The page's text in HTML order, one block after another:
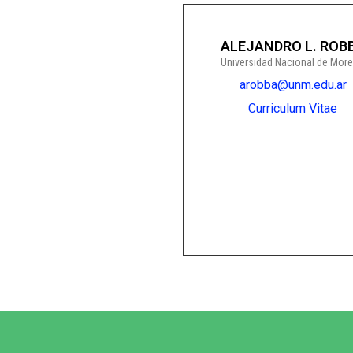
ALEJANDRO L.
Universidad Nacional de
arobba@unm.edu.ar
Curriculum Vitae